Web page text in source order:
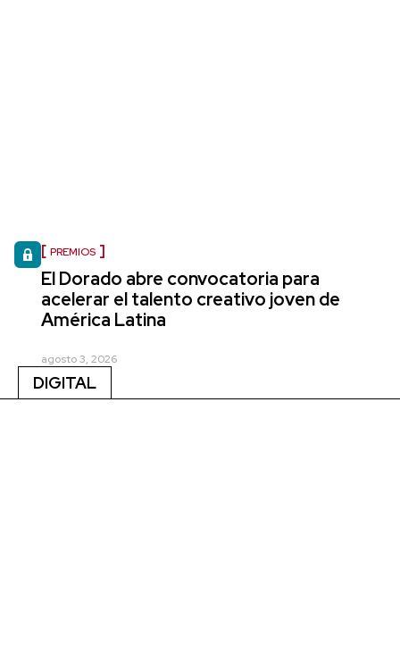
PREMIOS
El Dorado abre convocatoria para
acelerar el talento creativo joven de
América Latina
agosto 3, 2026
DIGITAL